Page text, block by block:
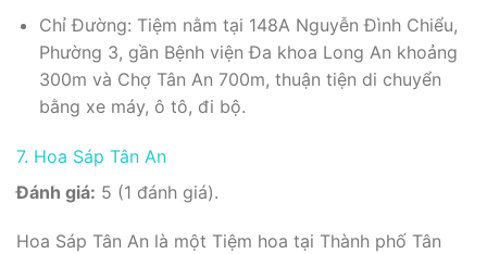
Chỉ Đường: Tiệm nằm tại 148A Nguyễn Đình Chiểu,
Phường 3, gần Bệnh viện Đa khoa Long An khoảng
300m và Chợ Tân An 700m, thuận tiện di chuyển
bằng xe máy, ô tô, đi bộ.
7. Hoa Sáp Tân An
Đánh giá: 5 (1 đánh giá).
Hoa Sáp Tân An là một Tiệm hoa tại Thành phố Tân